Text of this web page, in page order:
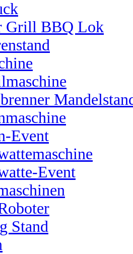
Grill BBQ Lok
Event
Event
Stand